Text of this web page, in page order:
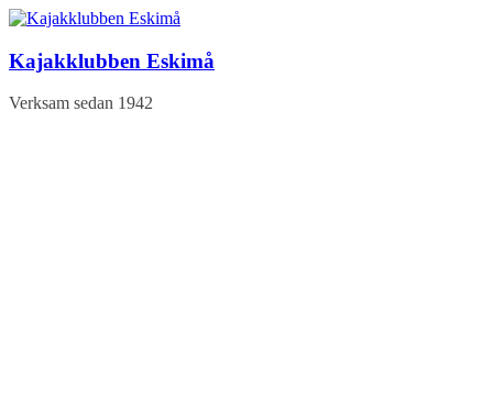
Hoppa
innehåll
Kajakklubben Eskimå
Verksam sedan 1942